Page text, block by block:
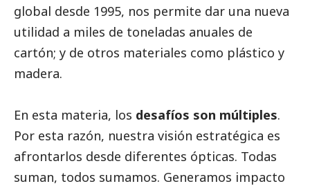
global desde 1995, nos permite dar una nueva
utilidad a miles de toneladas anuales de
cartón; y de otros materiales como plástico y
madera.
En esta materia, los desafíos son múltiples.
Por esta razón, nuestra visión estratégica es
afrontarlos desde diferentes ópticas. Todas
suman, todos sumamos. Generamos impacto